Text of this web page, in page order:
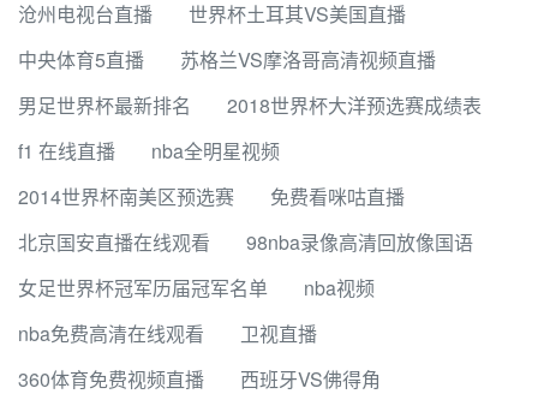
沧州电视台直播
世界杯土耳其VS美国直播
中央体育5直播
苏格兰VS摩洛哥高清视频直播
男足世界杯最新排名
2018世界杯大洋预选赛成绩表
f1 在线直播
nba全明星视频
2014世界杯南美区预选赛
免费看咪咕直播
北京国安直播在线观看
98nba录像高清回放像国语
女足世界杯冠军历届冠军名单
nba视频
nba免费高清在线观看
卫视直播
360体育免费视频直播
西班牙VS佛得角